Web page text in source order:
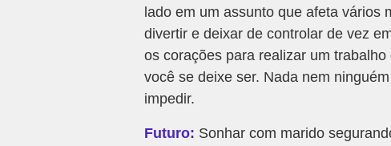
lado em um assunto que afeta vários
divertir e deixar de controlar de vez
os corações para realizar um
você se deixe ser. Nada nem
impedir.
Futuro: Sonhar com marido